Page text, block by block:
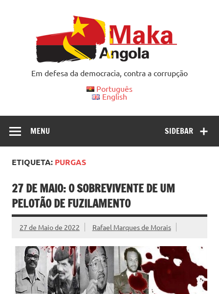
Em defesa da democracia, contra a corrupção
Português
English
SIDEBAR
MENU
ETIQUETA: PURGAS
27 DE MAIO: O SOBREVIVENTE DE UM
PELOTÃO DE FUZILAMENTO
27 de Maio de 2022 Rafael Marques de Morais